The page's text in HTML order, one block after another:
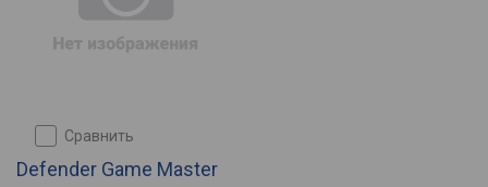
сравнить
Defender Game Master